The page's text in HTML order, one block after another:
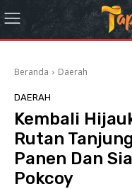
Beranda Daerah
DAERAH
Kembali
Rutan
Panen Dan
Pokcoy